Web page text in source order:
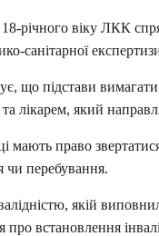
річного віку ЛКК
санітарної
що підстави вимагати
лікарем, який
мають право
чи перебування.
якій
встановлення